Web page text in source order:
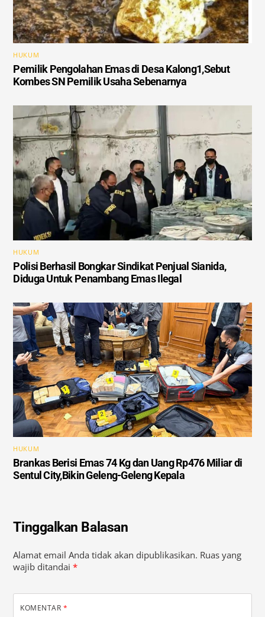
HUKUM
Pemilik Pengolahan Emas di Desa Kalong1,Sebut
Kombes SN Pemilik Usaha Sebenarnya
HUKUM
Polisi Berhasil Bongkar Sindikat Penjual Sianida,
Diduga Untuk Penambang Emas Ilegal
HUKUM
Brankas Berisi Emas 74 Kg dan Uang Rp476 Miliar di
Sentul City,Bikin Geleng-Geleng Kepala
Tinggalkan Balasan
Alamat email Anda tidak akan dipublikasikan. Ruas yang
wajib ditandai*
KOMENTAR *